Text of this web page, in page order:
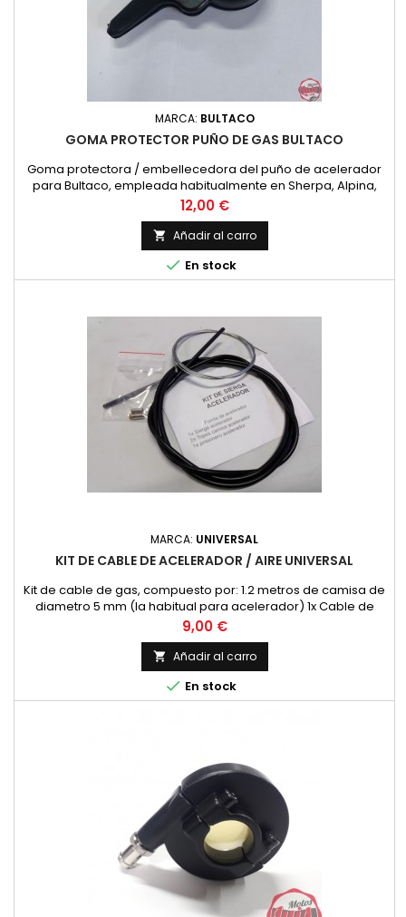
MARCA: BULTACO
GOMA PROTECTOR PUÑO DE GAS BULTACO
Goma protectora / embellecedora del puño de acelerador
para Bultaco, empleada habitualmente en Sherpa, Alpina,
Frontera y otras. Nueva
Precio
12,00 €
 Añadir al carro
 En stock
MARCA: UNIVERSAL
KIT DE CABLE DE ACELERADOR / AIRE UNIVERSAL
Kit de cable de gas, compuesto por: 1.2 metros de camisa de
diametro 5 mm (la habitual para acelerador) 1x Cable de
acelerador 2x topes de camisa de 5 mm. 1x prisionero de
acelerador Con 1 kit haces un mando.
Precio
9,00 €
 Añadir al carro
 En stock